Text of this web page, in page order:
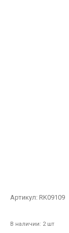
Артикул: RK09109
В наличии: 2 шт